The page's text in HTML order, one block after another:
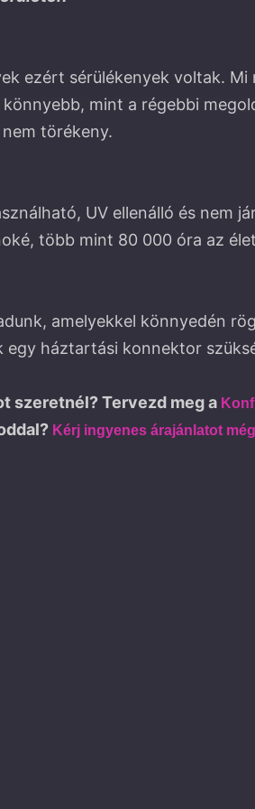
ezért sérülékenyek voltak.
mint a régebbi
törékeny.
UV ellenálló és nem
több mint 80 000 óra az
amelyekkel könnyedén
háztartási konnektor
szeretnél? Tervezd meg a
Kérj ingyenes árajánlatot